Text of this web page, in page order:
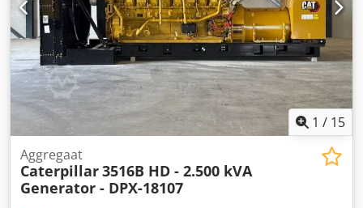
1 / 15
Aggregaat
Caterpillar3516B HD - 2.500 kVA
Generator - DPX-18107